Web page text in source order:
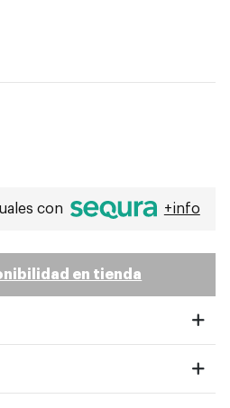
con +info
en tienda